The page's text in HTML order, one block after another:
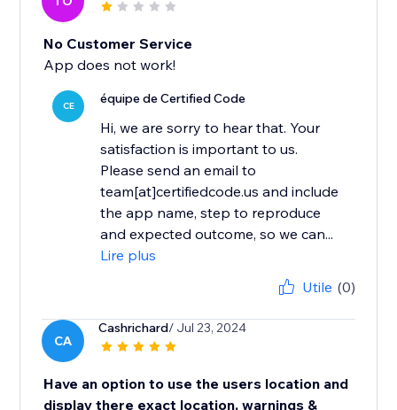
No Customer Service
App does not work!
CE équipe de Certified Code
Hi, we are sorry to hear that. Your
satisfaction is important to us.
Please send an email to
team[at]certifiedcode.us and include
the app name, step to reproduce
and expected outcome, so we can...
Lire plus
Utile (0)
CA
Cashrichard/ Jul 23, 2024
Have an option to use the users location and
display there exact location, warnings &